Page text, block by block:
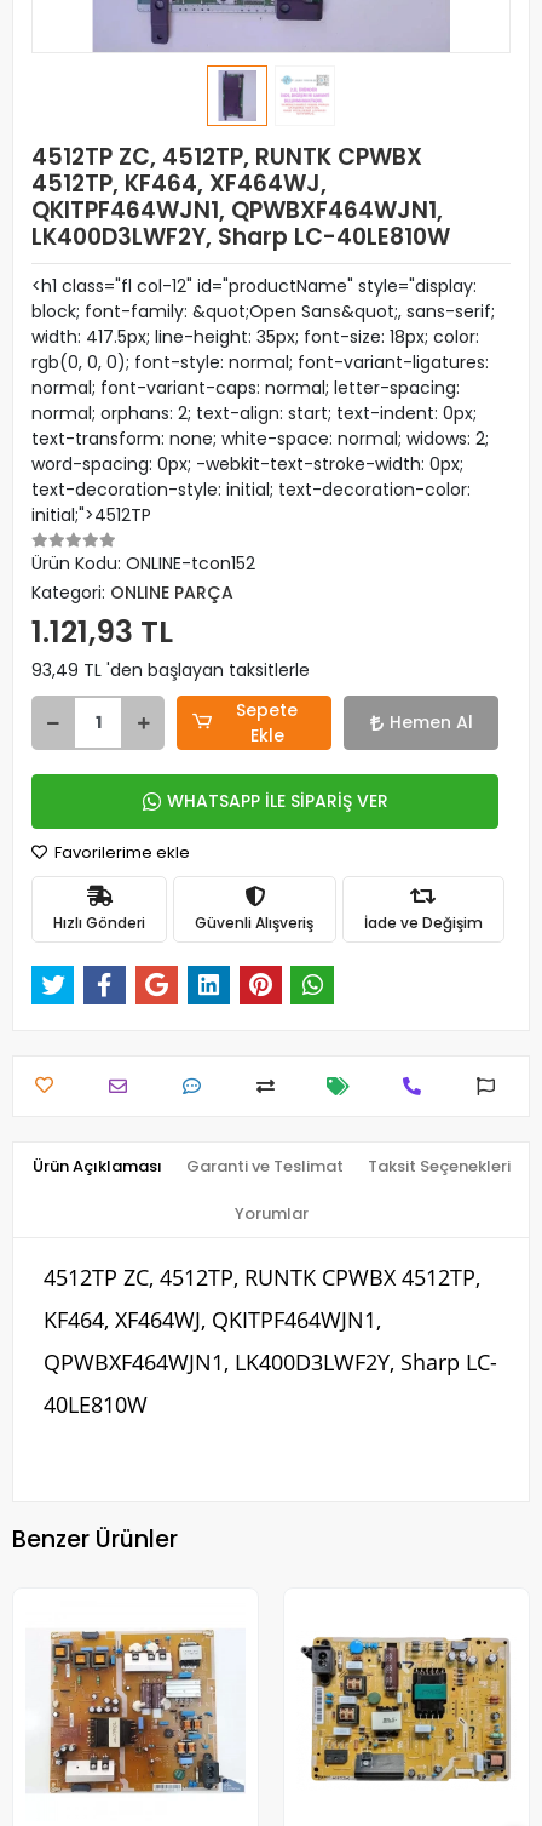
4512TP ZC, 4512TP, RUNTK CPWBX
4512TP, KF464, XF464WJ,
QKITPF464WJN1, QPWBXF464WJN1,
LK400D3LWF2Y, Sharp LC-40LE810W
<h1 class="fl col-12" id="productName" style="display:
block; font-family: &quot;Open Sans&quot;, sans-serif;
width: 417.5px; line-height: 35px; font-size: 18px; color:
rgb(0, 0, 0); font-style: normal; font-variant-ligatures:
normal; font-variant-caps: normal; letter-spacing:
normal; orphans: 2; text-align: start; text-indent: 0px;
text-transform: none; white-space: normal; widows: 2;
word-spacing: 0px; -webkit-text-stroke-width: 0px;
text-decoration-style: initial; text-decoration-color:
initial;">4512TP
Ürün Kodu: ONLINE-tcon152
Kategori: ONLINE PARÇA
1.121,93 TL
93,49 TL 'den başlayan taksitlerle
Sepete
Ekle
Hemen Al
WHATSAPP İLE SİPARİŞ VER
Favorilerime ekle
Hızlı Gönderi Güvenli Alışveriş İade ve Değişim
Ürün Açıklaması Garanti ve Teslimat Taksit Seçenekleri
Yorumlar
4512TP ZC, 4512TP, RUNTK CPWBX 4512TP,
KF464, XF464WJ, QKITPF464WJN1,
QPWBXF464WJN1, LK400D3LWF2Y, Sharp LC-
40LE810W
Benzer Ürünler